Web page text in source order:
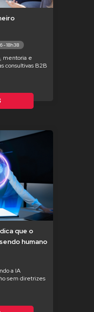
- 18h38
mentoria e
consultivas B2B
que o
humano
a IA
sem diretrizes